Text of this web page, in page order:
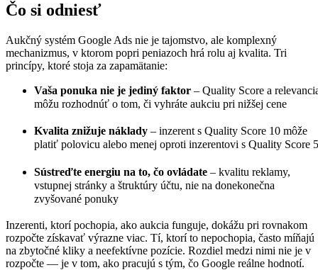
Čo si odniesť
Aukčný systém Google Ads nie je tajomstvo, ale komplexný
mechanizmus, v ktorom popri peniazoch hrá rolu aj kvalita. Tri
princípy, ktoré stoja za zapamätanie:
Vaša ponuka nie je jediný faktor – Quality Score a
môžu rozhodnúť o tom, či vyhráte aukciu pri nižšej cene
Kvalita znižuje náklady – inzerent s Quality Score 10 môže
platiť polovicu alebo menej oproti inzerentovi s Quality Score 5
Sústreďte energiu na to, čo ovládate – kvalitu reklamy,
vstupnej stránky a štruktúry účtu, nie na donekonečna
zvyšované ponuky
Inzerenti, ktorí pochopia, ako aukcia funguje, dokážu pri rovnakom
rozpočte získavať výrazne viac. Tí, ktorí to nepochopia, často míňajú
na zbytočné kliky a neefektívne pozície. Rozdiel medzi nimi nie je v
rozpočte — je v tom, ako pracujú s tým, čo Google reálne hodnotí.